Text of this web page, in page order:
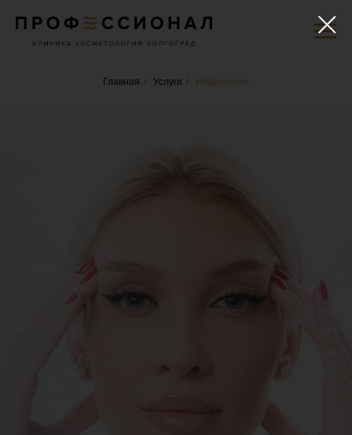
Главная Услуги Неврология